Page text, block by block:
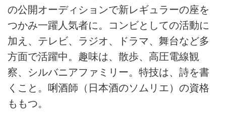
の公開オーディションで新レギュラーの座を
つかみ一躍人気者に。コンビとしての活動に
加え、テレビ、ラジオ、ドラマ、舞台など多
方面で活躍中。趣味は、散歩、高圧電線観
察、シルバニアファミリー。特技は、詩を書
くこと。唎酒師（日本酒のソムリエ）の資格
ももつ。